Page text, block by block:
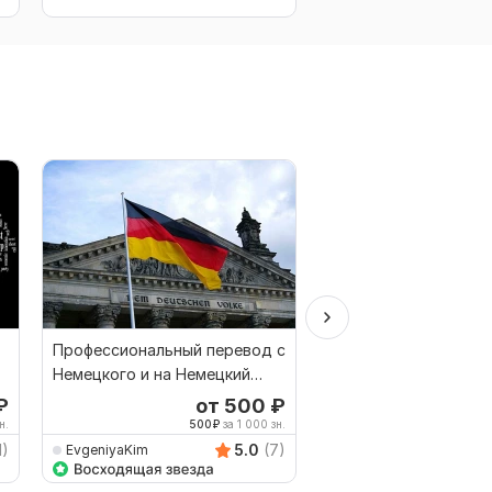
Профессиональный перевод с
Немецкого и на Немецкий
язык. Даю гарантииот 500 ₽
500₽ за 1 000 зн.
EvgeniyaKim 5.0 (7)